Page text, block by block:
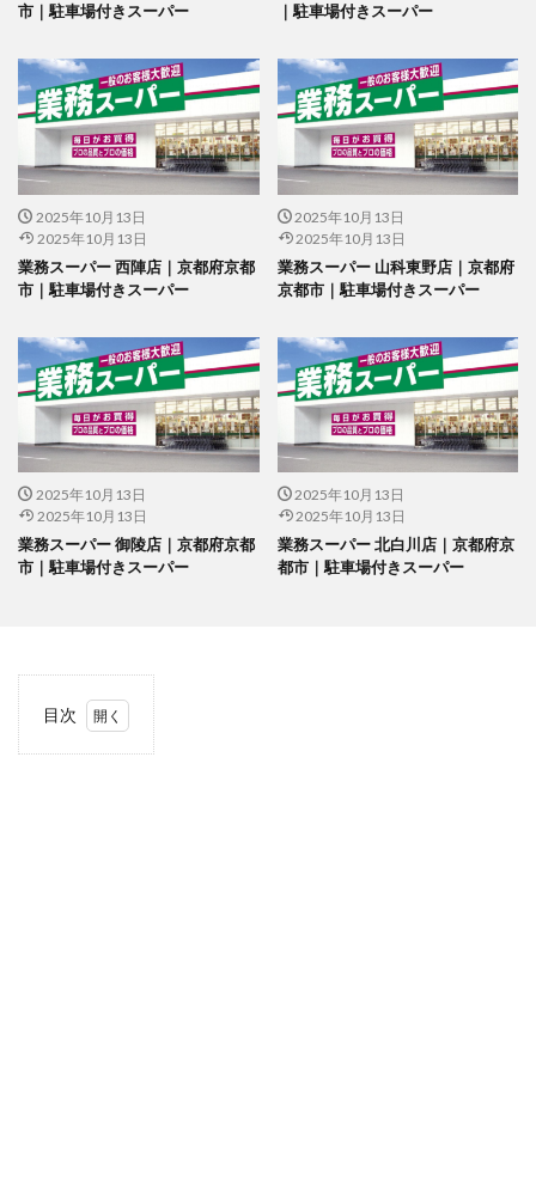
市｜駐車場付きスーパー
｜駐車場付きスーパー
2025年10月13日
2025年10月13日
業務スーパー 西陣店｜京都府京都
市｜駐車場付きスーパー
2025年10月13日
2025年10月13日
業務スーパー 山科東野店｜京都府
京都市｜駐車場付きスーパー
2025年10月13日
2025年10月13日
業務スーパー 御陵店｜京都府京都
市｜駐車場付きスーパー
2025年10月13日
2025年10月13日
業務スーパー 北白川店｜京都府京
都市｜駐車場付きスーパー
目次